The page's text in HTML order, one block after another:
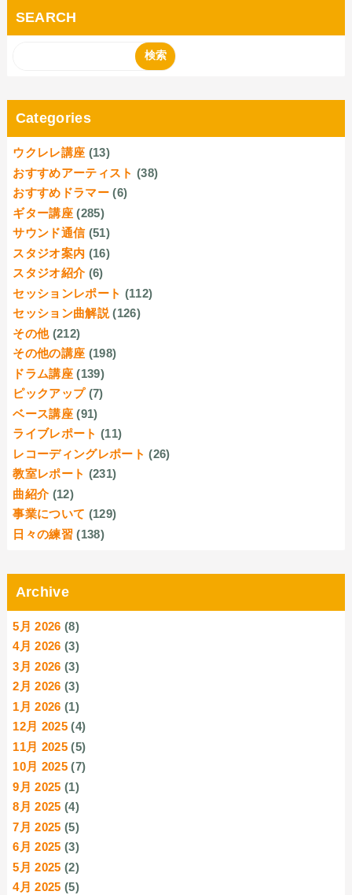
SEARCH
Categories
ウクレレ講座 (13)
おすすめアーティスト (38)
おすすめドラマー (6)
ギター講座 (285)
サウンド通信 (51)
スタジオ案内 (16)
スタジオ紹介 (6)
セッションレポート (112)
セッション曲解説 (126)
その他 (212)
その他の講座 (198)
ドラム講座 (139)
ピックアップ (7)
ベース講座 (91)
ライブレポート (11)
レコーディングレポート (26)
教室レポート (231)
曲紹介 (12)
事業について (129)
日々の練習 (138)
Archive
5月 2026 (8)
4月 2026 (3)
3月 2026 (3)
2月 2026 (3)
1月 2026 (1)
12月 2025 (4)
11月 2025 (5)
10月 2025 (7)
9月 2025 (1)
8月 2025 (4)
7月 2025 (5)
6月 2025 (3)
5月 2025 (2)
4月 2025 (5)